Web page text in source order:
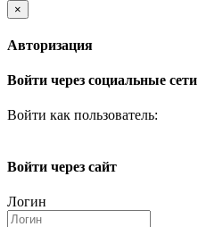
×
Авторизация
Войти через социальные сети
Войти как пользователь:
Войти через сайт
Логин